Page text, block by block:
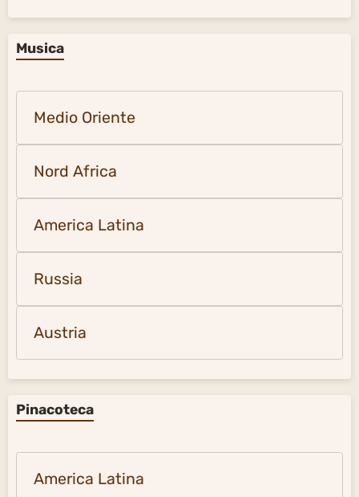
Musica
Medio Oriente
Nord Africa
America Latina
Russia
Austria
Pinacoteca
America Latina